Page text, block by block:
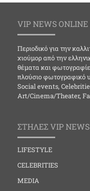
VIP NEWS
Περιοδικό για την
χιούμορ από την
θέματα και
πλούσιο φωτογραφικό
Social events,
Art/Cinema/Theater,
ΣΤΗΛΕΣ VIP NEWS
LIFESTYLE
CELEBRITIES
MEDIA